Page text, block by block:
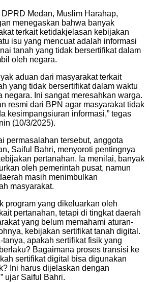
Medan, Muslim Harahap,
menegaskan bahwa banyak
terkait ketidakjelasan kebijakan
isu yang mencuat adalah informasi
tanah yang tidak bersertifikat dalam
oleh negara.
aduan dari masyarakat terkait
yang tidak bersertifikat dalam waktu
negara. Ini sangat meresahkan warga.
resmi dari BPN agar masyarakat tidak
kesimpangsiuran informasi,” tegas
(10/3/2025).
permasalahan tersebut, anggota
Saiful Bahri, menyoroti pentingnya
pertanahan. Ia menilai, banyak
oleh pemerintah pusat, namun
masih menimbulkan
masyarakat.
program yang dikeluarkan oleh
pertanahan, tetapi di tingkat daerah
yang belum memahami aturan-
kebijakan sertifikat tanah digital.
tanya, apakah sertifikat fisik yang
Bagaimana proses transisi ke
sertifikat digital bisa digunakan
Ini harus dijelaskan dengan
ujar Saiful Bahri.